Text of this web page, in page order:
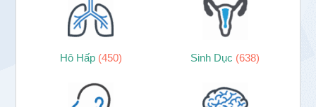
Hô Hấp (450) Sinh Dục (638)